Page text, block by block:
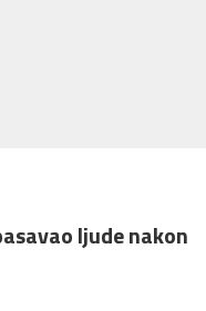
ljude nakon